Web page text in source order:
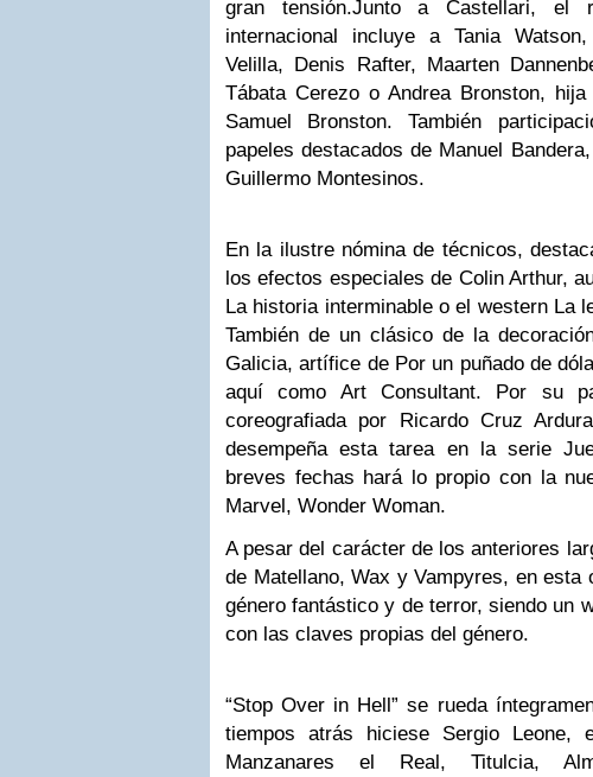
gran tensión.Junto a Castellari, el
internacional incluye a Tania
Velilla, Denis Rafter, Maarten
Tábata Cerezo o Andrea Bronston,
Samuel Bronston. También
papeles destacados de Manuel
Guillermo Montesinos.
En la ilustre nómina de técnicos,
los efectos especiales de Colin Arthur,
La historia interminable o el western La
También de un clásico de la
Galicia, artífice de Por un puñado de
aquí como Art Consultant. Por su
coreografiada por Ricardo Cruz
desempeña esta tarea en la serie
breves fechas hará lo propio con la
Marvel, Wonder Woman.
A pesar del carácter de los anteriores
de Matellano, Wax y Vampyres, en esta
género fantástico y de terror, siendo un
con las claves propias del género.
“Stop Over in Hell” se rueda
tiempos atrás hiciese Sergio Leone,
Manzanares el Real, Titulcia,